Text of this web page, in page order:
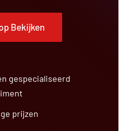
Bekijken
gespecialiseerd
prijzen